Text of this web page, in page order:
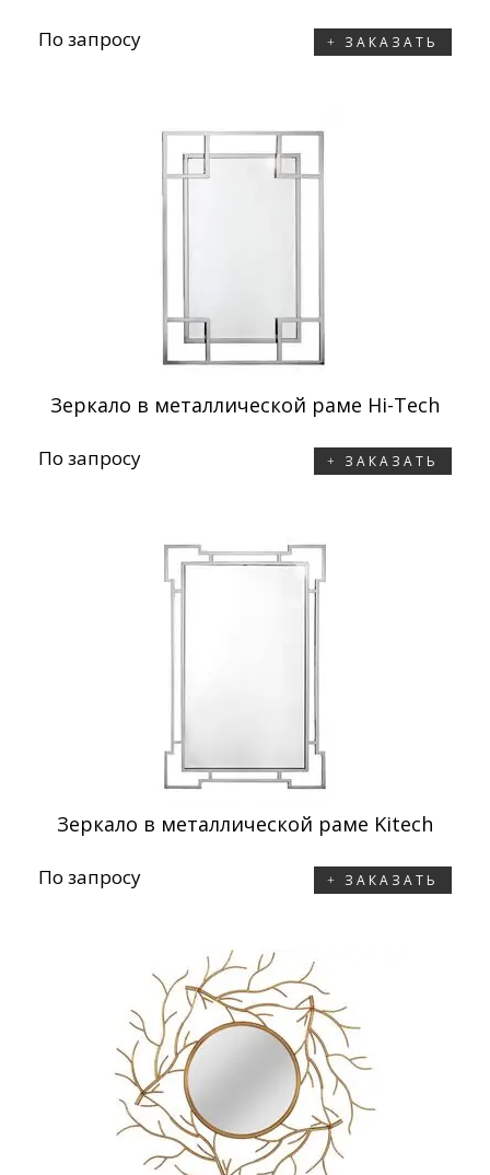
По запросу ЗАКАЗАТЬ
Зеркало в металлической раме Hi-Tech
По запросу ЗАКАЗАТЬ
Зеркало в металлической раме Kitech
По запросу ЗАКАЗАТЬ